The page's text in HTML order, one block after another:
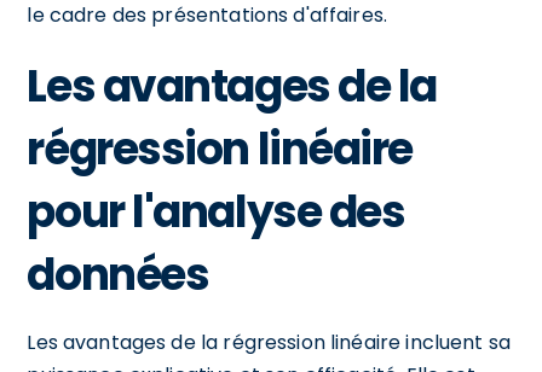
le cadre des présentations d'affaires.
Les avantages de la
régression linéaire
pour l'analyse des
données
Les avantages de la régression linéaire incluent sa